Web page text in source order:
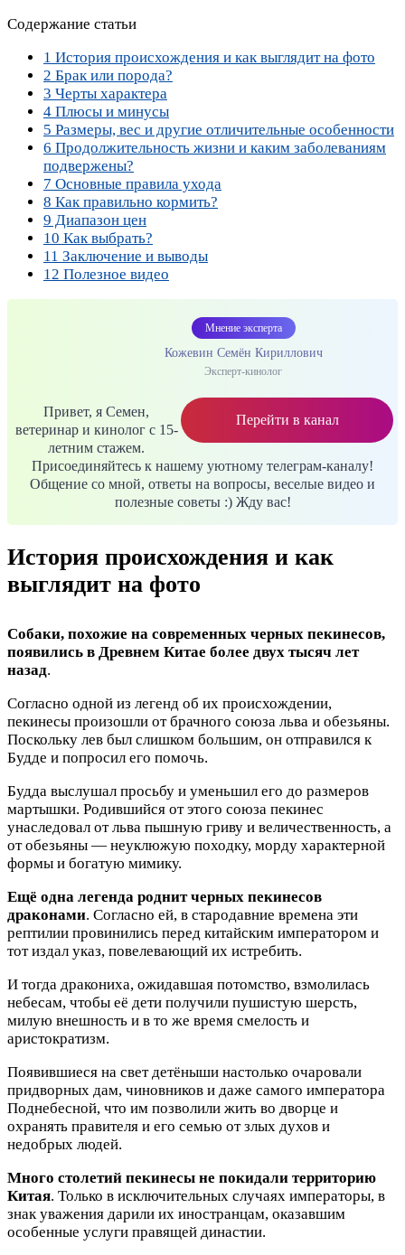
Содержание статьи
1 История происхождения и как выглядит на фото
2 Брак или порода?
3 Черты характера
4 Плюсы и минусы
5 Размеры, вес и другие отличительные особенности
6 Продолжительность жизни и каким заболеваниям
подвержены?
7 Основные правила ухода
8 Как правильно кормить?
9 Диапазон цен
10 Как выбрать?
11 Заключение и выводы
12 Полезное видео
Мнение эксперта
Кожевин Семён Кириллович
Эксперт-кинолог
Перейти в канал
Привет, я Семен,
ветеринар и кинолог с 15-
летним стажем.
Присоединяйтесь к нашему уютному телеграм-каналу!
Общение со мной, ответы на вопросы, веселые видео и
полезные советы :) Жду вас!
История происхождения и как
выглядит на фото
Собаки, похожие на современных черных пекинесов,
появились в Древнем Китае более двух тысяч лет
назад.
Согласно одной из легенд об их происхождении,
пекинесы произошли от брачного союза льва и обезьяны.
Поскольку лев был слишком большим, он отправился к
Будде и попросил его помочь.
Будда выслушал просьбу и уменьшил его до размеров
мартышки. Родившийся от этого союза пекинес
унаследовал от льва пышную гриву и величественность, а
от обезьяны — неуклюжую походку, морду характерной
формы и богатую мимику.
Ещё одна легенда роднит черных пекинесов
драконами. Согласно ей, в стародавние времена эти
рептилии провинились перед китайским императором и
тот издал указ, повелевающий их истребить.
И тогда дракониха, ожидавшая потомство, взмолилась
небесам, чтобы её дети получили пушистую шерсть,
милую внешность и в то же время смелость и
аристократизм.
Появившиеся на свет детёныши настолько очаровали
придворных дам, чиновников и даже самого императора
Поднебесной, что им позволили жить во дворце и
охранять правителя и его семью от злых духов и
недобрых людей.
Много столетий пекинесы не покидали территорию
Китая. Только в исключительных случаях императоры, в
знак уважения дарили их иностранцам, оказавшим
особенные услуги правящей династии.